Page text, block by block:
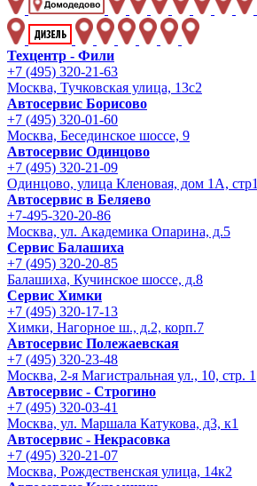
Техцентр - Фили
+7 (495) 320-21-63
Москва, Тучковская улица, 13с2
Автосервис Борисово
+7 (495) 320-01-60
Москва, Бесединское шоссе, 9
Автосервис Одинцово
+7 (495) 320-21-09
Одинцово, улица Кленовая, дом 1А, стр1
Автосервис в Беляево
+7-495-320-20-86
Москва, ул. Академика Опарина, д.5
Сервис Балашиха
+7 (495) 320-20-85
Балашиха, Кучинское шоссе, д.8
Сервис Химки
+7 (495) 320-17-13
Химки, Нагорное ш., д.2, корп.7
Автосервис Полежаевская
+7 (495) 320-23-48
Москва, 2-я Магистральная ул., 10, стр. 1
Автосервис - Строгино
+7 (495) 320-03-41
Москва, ул. Маршала Катукова, д3, к1
Автосервис - Некрасовка
+7 (495) 320-21-07
Москва, Рождественская улица, 14к2